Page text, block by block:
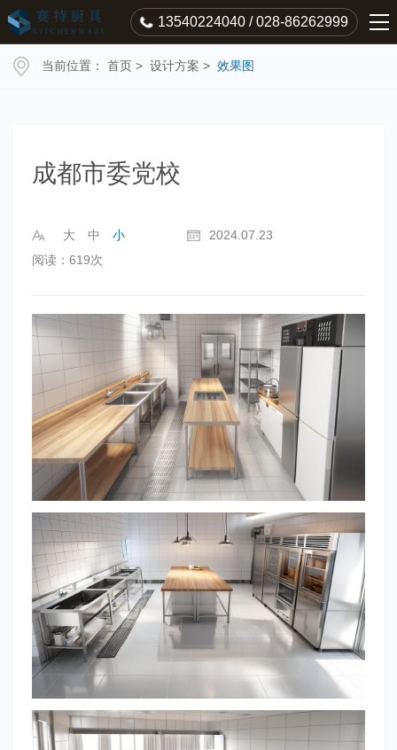
13540224040 / 028-86262999
当前位置： 首页 > 设计方案 > 效果图
成都市委党校
大 中 小
2024.07.23
阅读：619次